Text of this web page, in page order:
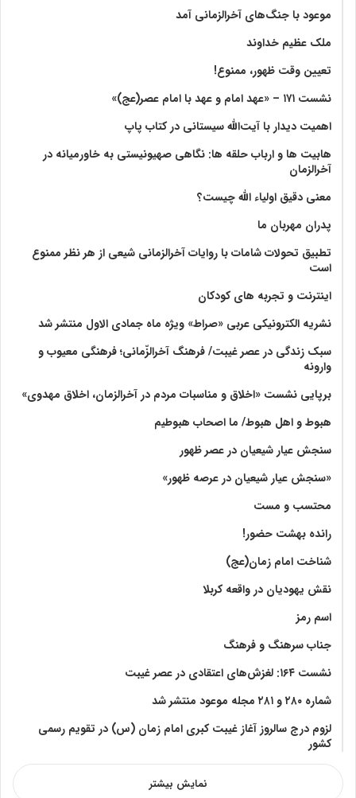
موعود با جنگ‌های آخرالزمانی آمد
ملک عظیم خداوند
تعیین وقت ظهور، ممنوع!
نشست ۱۷۱ – «عهد امام و عهد با امام عصر(عج)»
اهمیت دیدار با آیت‌الله سیستانی در کتاب پاپ
هابیت ها و ارباب حلقه ها: نگاهی صهیونیستی به خاورمیانه در
آخرالزمان
معنی دقیق اولیاء الله چیست؟
پدران مهربان ما
تطبیق تحولات شامات با روایات آخرالزمانی شیعی از هر نظر ممنوع
است
اینترنت و تجربه های کودکان
نشریه الکترونیکی عربی «صراط» ویژه ماه جمادی الاول منتشر شد
سبک زندگی در عصر غیبت/ فرهنگ آخرالزّمانی؛ فرهنگی معیوب و
وارونه
برپایی نشست «اخلاق و مناسبات مردم در آخرالزمان، اخلاق مهدوی»
هبوط و اهل هبوط/ ما اصحاب هبوطیم
سنجش عیار شیعیان در عصر ظهور
«سنجش عیار شیعیان در عرصه ظهور»
محتسب و مست
رانده بهشت‌ حضور!
شناخت امام زمان(عج)
نقش یهودیان در واقعه کربلا
اسم رمز
جناب سرهنگ و فرهنگ
نشست ۱۶۴: لغزش‌های اعتقادی در عصر غیبت
شماره ۲۸۰ و ۲۸۱ مجله موعود منتشر شد
لزوم درج سالروز آغاز غیبت کبری امام زمان (س) در تقویم رسمی
کشور
نمایش بیشتر